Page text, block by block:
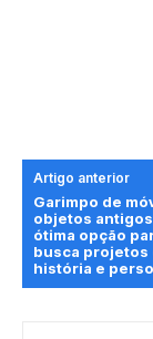
Artigo anterior
Garimpo de
objetos antigos
ótima opção
busca projetos
história e